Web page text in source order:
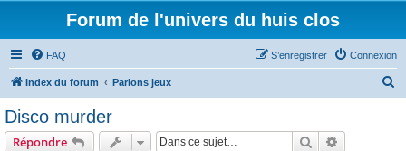
Forum de l'univers du huis clos
FAQ Connexion
S’enregistrer
Index du forum Parlons jeux
Disco murder
Répondre Rechercher